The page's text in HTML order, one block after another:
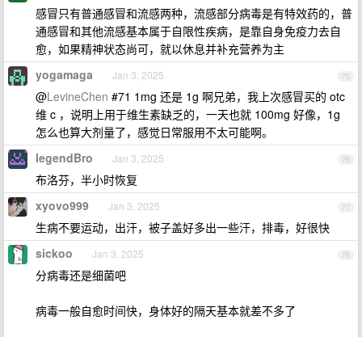
感冒只有普通感冒和流感两种，流感部分病毒是有特效药的，普
通感冒和其他流感基本属于自限性疾病，是靠自身免疫力去自
愈，如果精神状态尚可，就以休息并补充营养为主
75
yogamaga Jan 3, 2025
@LevineChen #71 1mg 还是 1g 啊兄弟，我上次感冒买的 otc
维 c ，说明上用于维生素缺乏的，一天也就 100mg 好像，1g
怎么也算大剂量了，感觉日常服用不太可能啊。
76
legendBro Jan 3, 2025
布洛芬，半小时恢复
77
xyovo999 Jan 3, 2025
生病不要运动，出汗，被子盖好多出一些汗，排毒，好很快
78
sickoo Jan 3, 2025
分病毒还是细菌吧
病毒一般自愈时间快，身体好的隔天基本就差不多了